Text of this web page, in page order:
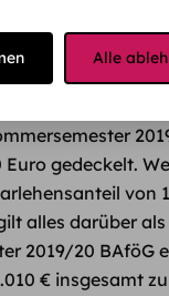
genauso
obwohl sie
BAföG
Euro gedeckelt.
von
alles darüber als
2019/20 BAföG
€ insgesamt
Alle